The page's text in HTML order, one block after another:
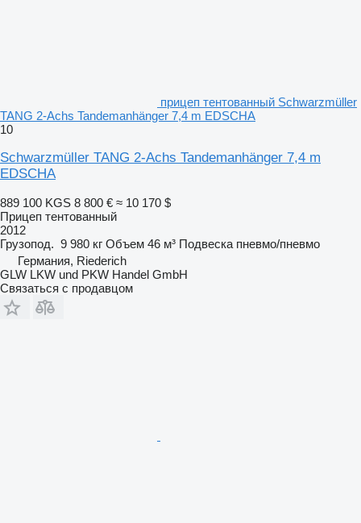
прицеп тентованный Schwarzmüller
TANG 2-Achs Tandemanhänger 7,4 m EDSCHA
10
Schwarzmüller TANG 2-Achs Tandemanhänger 7,4 m
EDSCHA
889 100 KGS 8 800 € ≈ 10 170 $
Прицеп тентованный
2012
Грузопод. 9 980 кг Объем 46 м³ Подвеска пневмо/пневмо
Германия, Riederich
GLW LKW und PKW Handel GmbH
Связаться с продавцом